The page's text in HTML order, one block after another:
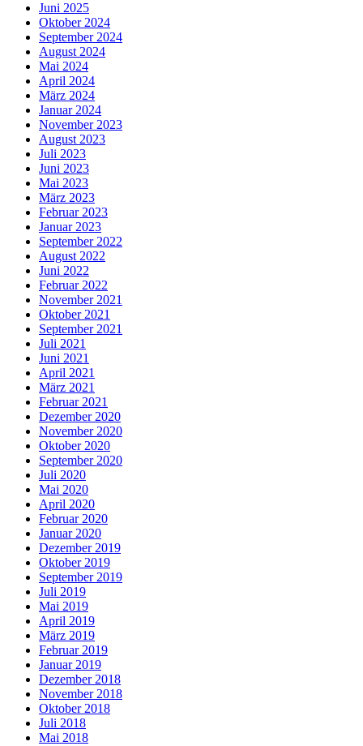
Juni 2025
Oktober 2024
September 2024
August 2024
Mai 2024
April 2024
März 2024
Januar 2024
November 2023
August 2023
Juli 2023
Juni 2023
Mai 2023
März 2023
Februar 2023
Januar 2023
September 2022
August 2022
Juni 2022
Februar 2022
November 2021
Oktober 2021
September 2021
Juli 2021
Juni 2021
April 2021
März 2021
Februar 2021
Dezember 2020
November 2020
Oktober 2020
September 2020
Juli 2020
Mai 2020
April 2020
Februar 2020
Januar 2020
Dezember 2019
Oktober 2019
September 2019
Juli 2019
Mai 2019
April 2019
März 2019
Februar 2019
Januar 2019
Dezember 2018
November 2018
Oktober 2018
Juli 2018
Mai 2018